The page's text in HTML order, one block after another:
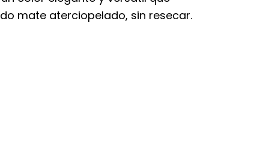
mate aterciopelado, sin resecar.